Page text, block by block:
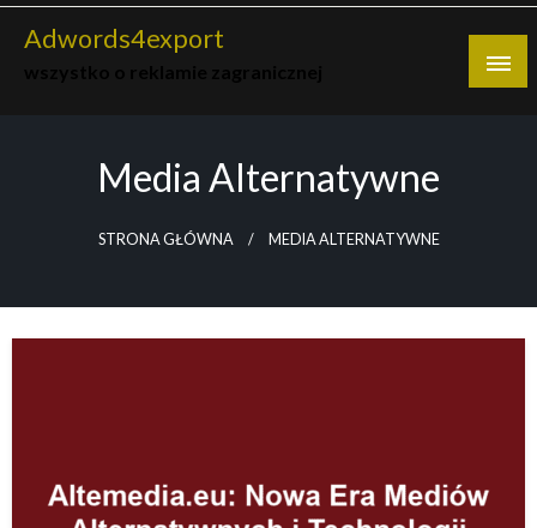
Skip
Adwords4export
Media Alternatywne
STRONA GŁÓWNA MEDIA ALTERNATYWNE